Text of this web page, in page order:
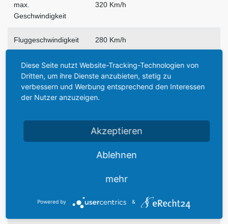
max.
Geschwindigkeit
320 Km/h
Fluggeschwindigkeit 280 Km/h
Marschgeschwindigk. 230 Km/h
Steigrate > 10 m/sek - senkrecht: 5,3 m/sec.
1.300 Km
2 :50
14 m
Diese Seite nutzt Website-Tracking-Technologien von
Dritten, um ihre Dienste anzubieten, stetig zu
verbessern und Werbung entsprechend den Interessen
der Nutzer anzuzeigen.
Akzeptieren
Ablehnen
mehr
Powered by &